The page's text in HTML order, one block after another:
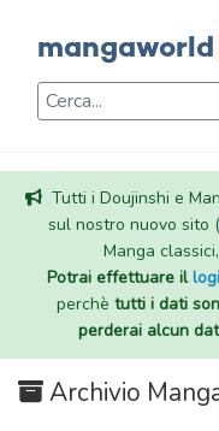
Tutti i Doujinshi e
sul nostro nuovo sito (
Manga
Potrai effettuare il
perchè tutti i dati
perderai alcun
Archivio